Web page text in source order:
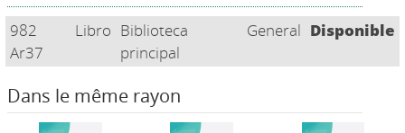
982
Ar37
Libro Biblioteca
principal
General Disponible
Dans le même rayon